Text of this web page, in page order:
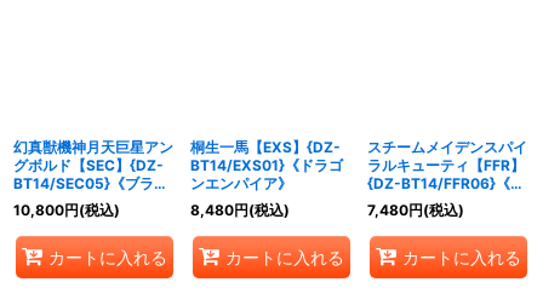
幻真獣機神月天巨星アン
グボルド【SEC】{DZ-
BT14/SEC05}《ブラン
トゲート》
10,800円(税込)
カートに入れる
桐生一馬【EXS】{DZ-
BT14/EXS01}《ドラゴ
ンエンパイア》
8,480円(税込)
カートに入れる
スチームメイデンスパイ
ラルキューティ【FFR】
{DZ-BT14/FFR06}《ダ
ークステイツ》
7,480円(税込)
カートに入れる